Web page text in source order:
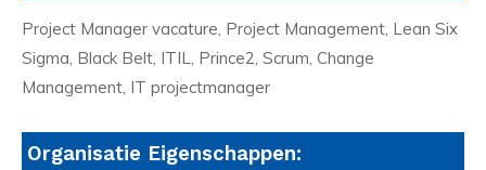
Project Manager vacature, Project Management, Lean Six
Sigma, Black Belt, ITIL, Prince2, Scrum, Change
Management, IT projectmanager
Organisatie Eigenschappen: